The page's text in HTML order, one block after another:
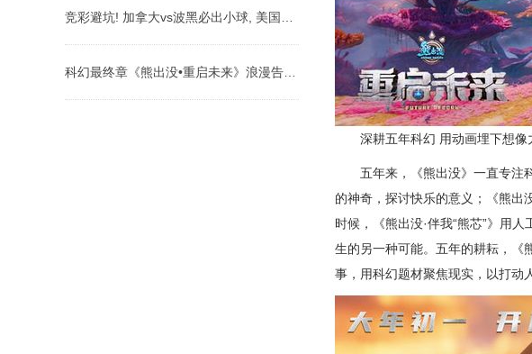
深耕五年科幻 用动画埋下想像
五年来，《熊出没》一直专注科
的神奇，探讨快乐的意义；《熊出
时候，《熊出没·伴我“熊芯”》用
生的另一种可能。五年的耕耘，《
事，用科幻题材聚焦现实，以打动